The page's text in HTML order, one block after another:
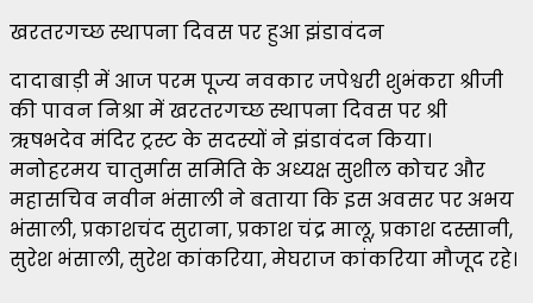
खरतरगच्छ स्थापना दिवस पर हुआ झंडावंदन
दादाबाड़ी में आज परम पूज्य नवकार जपेश्वरी शुभंकरा श्रीजी
की पावन निश्रा में खरतरगच्छ स्थापना दिवस पर श्री
ऋषभदेव मंदिर ट्रस्ट के सदस्यों ने झंडावंदन किया।
मनोहरमय चातुर्मास समिति के अध्यक्ष सुशील कोचर और
महासचिव नवीन भंसाली ने बताया कि इस अवसर पर अभय
भंसाली, प्रकाशचंद सुराना, प्रकाश चंद्र मालू, प्रकाश दस्सानी,
सुरेश भंसाली, सुरेश कांकरिया, मेघराज कांकरिया मौजूद रहे।